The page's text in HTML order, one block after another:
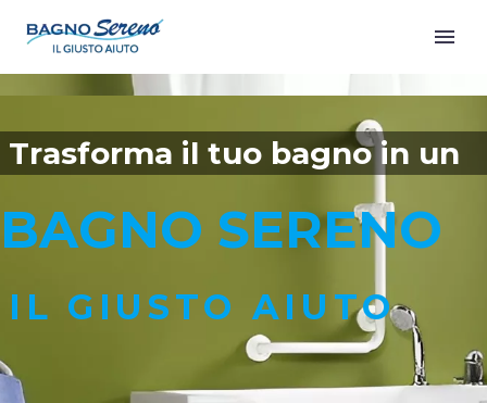
Trasforma il tuo bagno in un
BAGNO SERENO
I L G I USTO AI U TO